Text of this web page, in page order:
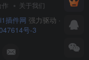
作 关于我们
插件网 强力驱动 ·
号-3